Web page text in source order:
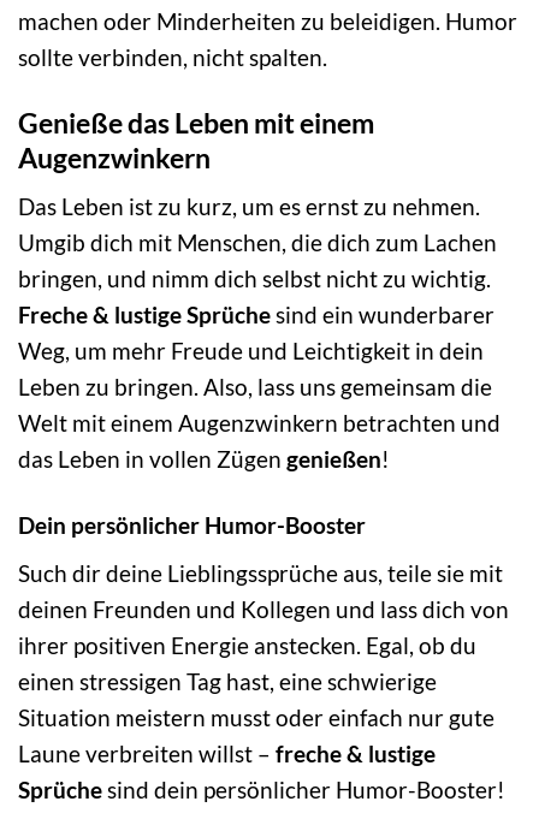
machen oder Minderheiten zu beleidigen. Humor
sollte verbinden, nicht spalten.
Genieße das Leben mit einem
Augenzwinkern
Das Leben ist zu kurz, um es ernst zu nehmen.
Umgib dich mit Menschen, die dich zum Lachen
bringen, und nimm dich selbst nicht zu wichtig.
Freche & lustige Sprüchesind ein wunderbarer
Weg, um mehr Freude und Leichtigkeit in dein
Leben zu bringen. Also, lass uns gemeinsam die
Welt mit einem Augenzwinkern betrachten und
das Leben in vollen Zügen genießen!
Dein persönlicher Humor-Booster
Such dir deine Lieblingssprüche aus, teile sie mit
deinen Freunden und Kollegen und lass dich von
ihrer positiven Energie anstecken. Egal, ob du
einen stressigen Tag hast, eine schwierige
Situation meistern musst oder einfach nur gute
Laune verbreiten willst – freche & lustige
Sprüchesind dein persönlicher Humor-Booster!